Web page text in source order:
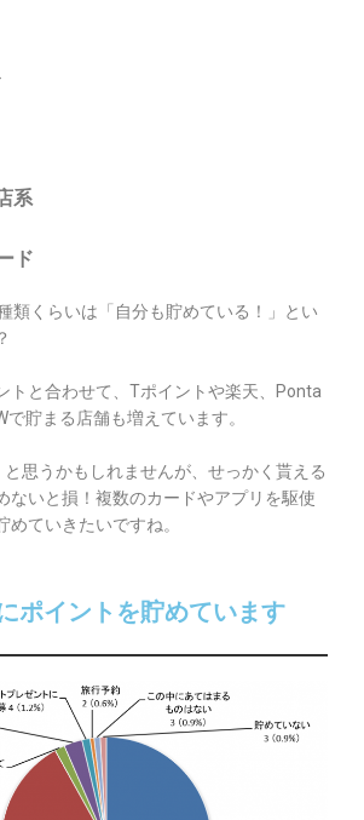
系
ド
類くらいは「自分も貯めている！」とい
トと合わせて、Tポイントや楽天、Ponta
で貯まる店舗も増えています。
と思うかもしれませんが、せっかく貰える
ないと損！複数のカードやアプリを駆使
めていきたいですね。
ポイントを貯めています